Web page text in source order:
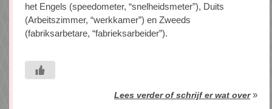
het Engels (speedometer, “snelheidsmeter”), Duits
(Arbeitszimmer, “werkkamer”) en Zweeds
(fabriksarbetare, “fabrieksarbeider”).
Lees verder of schrijf er wat over»